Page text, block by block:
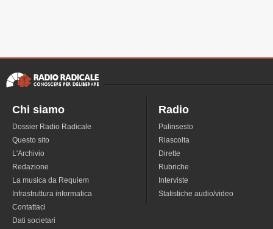
Chi siamo
Dossier Radio Radicale
Questo sito
L'Archivio
Redazione
La musica da Requiem
Infrastruttura informatica
Contattaci
Dati societari
Radio
Palinsesto
Riascolta
Dirette
Rubriche
Interviste
Statistiche audio/video